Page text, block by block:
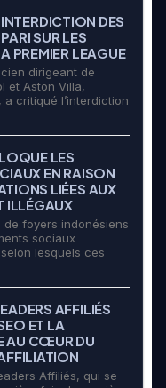
DES
SUR LES
PREMIER LEAGUE
dirigeant de
et Aston Villa,
a critiqué l’interdiction
LES
EN RAISON
LIÉES AUX
ILLÉGAUX
de foyers indonésiens
sociaux
lesquels ces
AFFILIÉS
ET LA
AU CŒUR DU
Affiliés, qui se